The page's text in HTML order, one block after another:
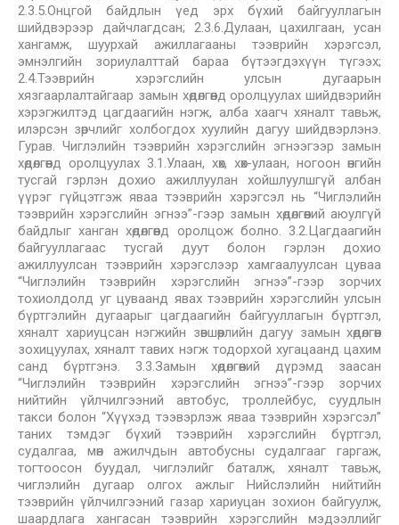
2.3.5.Онцгой байдлын үед эрх бүхий байгууллагын
шийдвэрээр дайчлагдсан; 2.3.6.Дулаан, цахилгаан, усан
хангамж, шуурхай ажиллагааны тээврийн хэрэгсэл,
эмнэлгийн зориулалттай бараа бүтээгдэхүүн түгээх;
2.4.Тээврийн хэрэгслийн улсын дугаарын
хязгаарлалтайгаар замын хөдөлгөөнд оролцуулах шийдвэрийн
хэрэгжилтэд цагдаагийн нэгж, алба хаагч хяналт тавьж,
илэрсэн зөрчлийг холбогдох хуулийн дагуу шийдвэрлэнэ.
Гурав. Чиглэлийн тээврийн хэрэгслийн эгнээгээр замын
хөдөлгөөнд оролцуулах 3.1.Улаан, хөх, хөх-улаан, ногоон өнгийн
тусгай гэрлэн дохио ажиллуулан хойшлуулшгүй албан
үүрэг гүйцэтгэж яваа тээврийн хэрэгсэл нь “Чиглэлийн
тээврийн хэрэгслийн эгнээ”-гээр замын хөдөлгөөний аюулгүй
байдлыг ханган хөдөлгөөнд оролцож болно. 3.2.Цагдаагийн
байгууллагаас тусгай дуут болон гэрлэн дохио
ажиллуулсан тээврийн хэрэгслээр хамгаалуулсан цуваа
“Чиглэлийн тээврийн хэрэгслийн эгнээ”-гээр зорчих
тохиолдолд уг цуваанд явах тээврийн хэрэгслийн улсын
бүртгэлийн дугаарыг цагдаагийн байгууллагын бүртгэл,
хяналт хариуцсан нэгжийн зөвшөөрлийн дагуу замын хөдөлгөөн
зохицуулах, хяналт тавих нэгж тодорхой хугацаанд цахим
санд бүртгэнэ. 3.3.Замын хөдөлгөөний дүрэмд заасан
“Чиглэлийн тээврийн хэрэгслийн эгнээ”-гээр зорчих
нийтийн үйлчилгээний автобус, троллейбус, суудлын
такси болон “Хүүхэд тээвэрлэж яваа тээврийн хэрэгсэл”
таних тэмдэг бүхий тээврийн хэрэгслийн бүртгэл,
судалгаа, мөн ажилчдын автобусны судалгааг гаргаж,
тогтоосон буудал, чиглэлийг баталж, хяналт тавьж,
чиглэлийн дугаар олгох ажлыг Нийслэлийн нийтийн
тээврийн үйлчилгээний газар хариуцан зохион байгуулж,
шаардлага хангасан тээврийн хэрэгслийн мэдээллийг